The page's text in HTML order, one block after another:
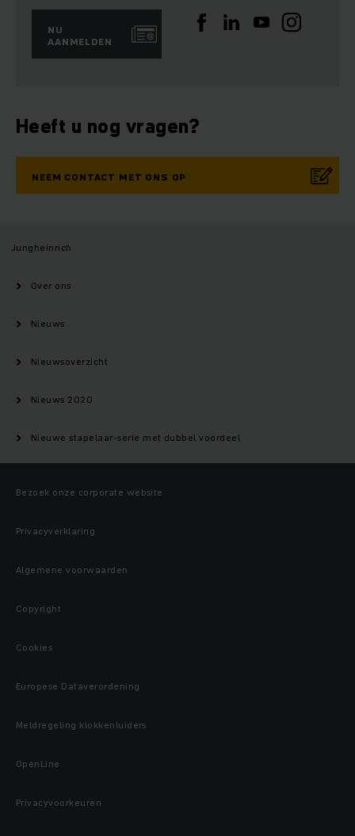
NU
AANMELDEN
Heeft u nog vragen?
NEEM CONTACT MET ONS OP
Jungheinrich
Over ons
Nieuws
Nieuwsoverzicht
Nieuws 2020
Nieuwe stapelaar-serie met dubbel voordeel
Bezoek onze corporate website
Privacyverklaring
Algemene voorwaarden
Copyright
Cookies
Europese Dataverordening
Meldregeling klokkenluiders
OpenLine
Privacyvoorkeuren